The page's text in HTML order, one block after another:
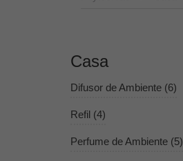
Casa
Difusor de Ambiente (6)
Refil (4)
Perfume de Ambiente (5)